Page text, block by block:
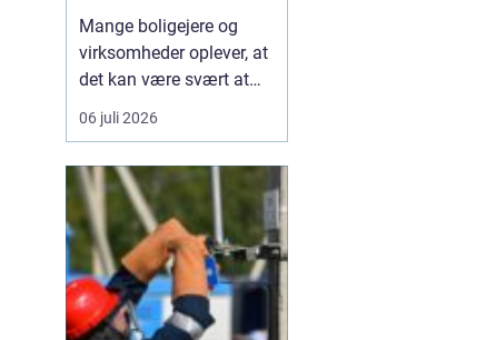
Mange boligejere og
virksomheder oplever, at
det kan være svært at
overskue de mange
gulvtyper, priser og
ikke kun om udseende,
men også om rengøring,
slidstyrke, akustik og
økonomi. De...
06 juli 2026